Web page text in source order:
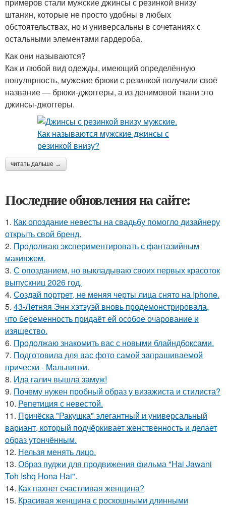
штанин, которые не просто удобны в любых
обстоятельствах, но и универсальны в сочетаниях с
остальными элементами гардероба.
Как они называются?
Как и любой вид одежды, имеющий определённую
популярность, мужские брюки с резинкой получили своё
название — брюки-джоггеры, а из денимовой ткани это
джинсы-джоггеры.
читать дальше →
Последние обновления на сайте:
1. Как опоздание невесты на свадьбу помогло дизайнеру
открыть свой бренд.
2. Продолжаю экспериментировать с фантазийным
макияжем.
3. С опозданием, но выкладываю своих первых красоток
выпускниц 2026 год.
4. Создай портрет, не меняя черты лица снято на Iphone.
5. 43-Летняя Энн хэтэуэй вновь продемонстрировала,
что беременность придаёт ей особое очарование и
изящество.
6. Продолжаю знакомить вас с новыми блайндбоксами.
7. Подготовила для вас фото самой запрашиваемой
прически - Мальвинки.
8. Ида галич вышла замуж!
9. Почему нужен пробный образ у визажиста и стилиста?
10. Репетиция с невестой.
11. Причёска "Ракушка" элегантный и универсальный
вариант, который подчёркивает женственность и делает
образ утончённым.
12. Нельзя менять лицо.
13. Образ пуджи для продвижения фильма "Hai Jawani
Toh Ishq Hona Hai".
14. Как пахнет счастливая женщина?
15. Красивая женщина с роскошными длинными